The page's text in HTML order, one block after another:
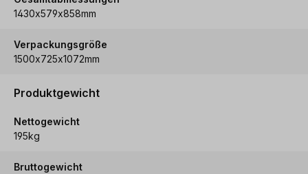
1430x579x858mm
Verpackungsgröße
1500x725x1072mm
Produktgewicht
Nettogewicht
195kg
Bruttogewicht